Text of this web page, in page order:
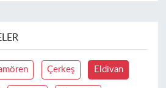
Çerkeş Eldivan